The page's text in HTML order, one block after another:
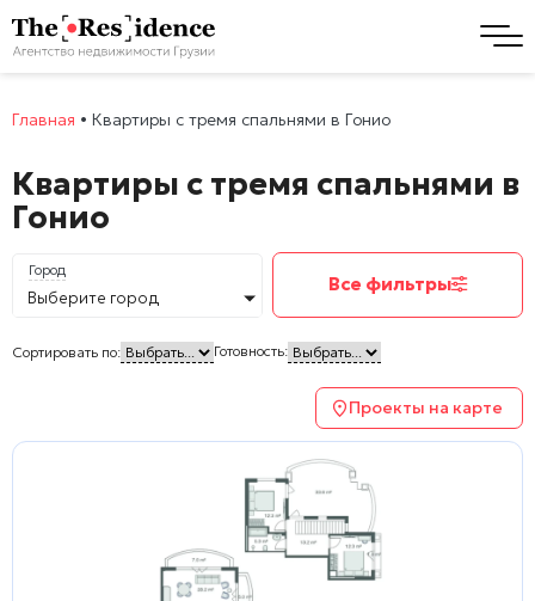
Главная • Квартиры с тремя спальнями в Гонио
Квартиры с тремя спальнями в
Гонио
Город
Выберите город
Все фильтры
Сортировать по: Готовность:
Проекты на карте